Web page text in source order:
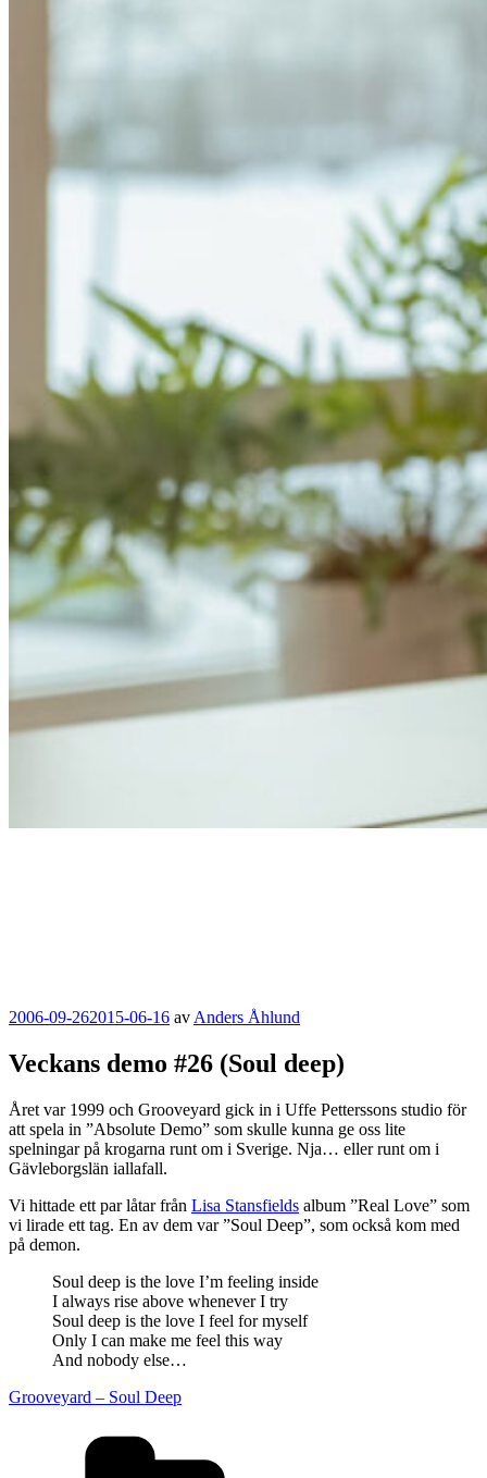
Publicerat
2006-09-262015-06-16 av Anders Åhlund
Veckans demo #26 (Soul deep)
Året var 1999 och Grooveyard gick in i Uffe Petterssons studio för
att spela in ”Absolute Demo” som skulle kunna ge oss lite
spelningar på krogarna runt om i Sverige. Nja… eller runt om i
Gävleborgslän iallafall.
Vi hittade ett par låtar från Lisa Stansfields album ”Real Love” som
vi lirade ett tag. En av dem var ”Soul Deep”, som också kom med
på demon.
Soul deep is the love I’m feeling inside
I always rise above whenever I try
Soul deep is the love I feel for myself
Only I can make me feel this way
And nobody else…
Grooveyard – Soul Deep